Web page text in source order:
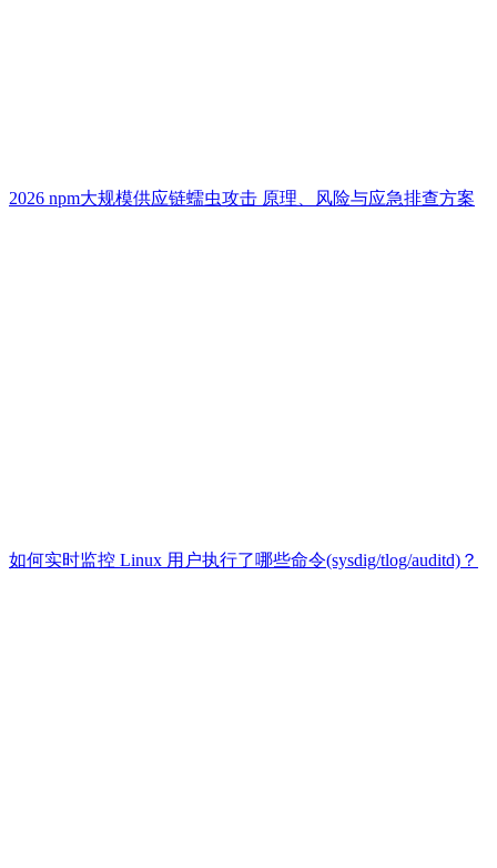
2026 npm大规模供应链蠕虫攻击 原理、风险与应急排查方案
如何实时监控 Linux 用户执行了哪些命令(sysdig/tlog/auditd)？